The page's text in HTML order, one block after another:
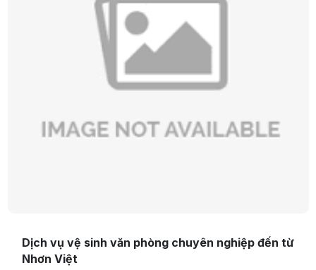
Dịch vụ vệ sinh văn phòng chuyên nghiệp đến từ
Nhơn Việt